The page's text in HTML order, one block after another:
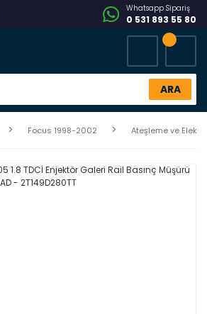
Whatsapp Sipariş
0 531 893 55 80
ARA
Focus 1998-2002 Ateşleme ve